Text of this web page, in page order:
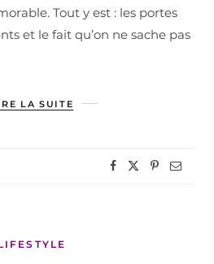
Tout y est : les portes
et le fait qu’on ne sache pas
LA SUITE